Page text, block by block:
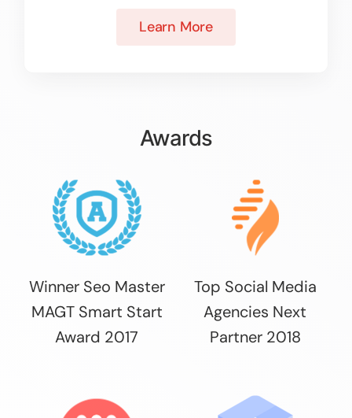
Learn More
Awards
Winner Seo Master
MAGT Smart Start
Award 2017
Top Social Media
Agencies Next
Partner 2018